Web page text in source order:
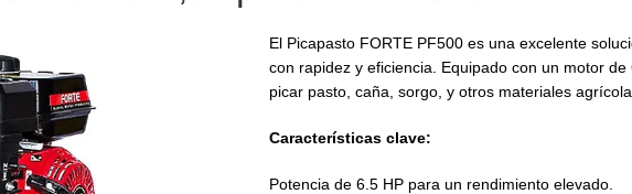
El Picapasto FORTE PF500 es una excelente
con rapidez y eficiencia. Equipado con un motor
picar pasto, caña, sorgo, y otros materiales
Características clave:
Potencia de 6.5 HP para un rendimiento elevado.